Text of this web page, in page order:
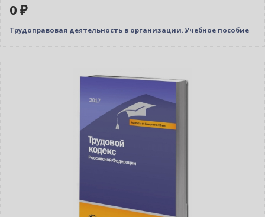
0 ₽
Трудоправовая деятельность в организации. Учебное пособие